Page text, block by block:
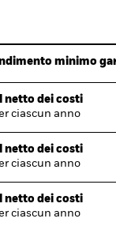
minimo
netto dei costi
ciascun anno
netto dei costi
ciascun anno
netto dei costi
ciascun anno